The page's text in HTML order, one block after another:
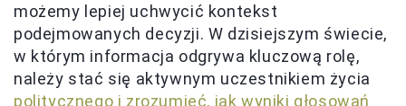
możemy lepiej uchwycić kontekst
podejmowanych decyzji. W dzisiejszym świecie,
w którym informacja odgrywa kluczową rolę,
należy stać się aktywnym uczestnikiem życia
politycznego i zrozumieć, jak wyniki głosowań